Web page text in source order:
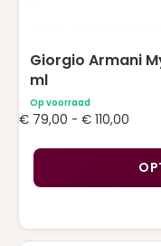
Giorgio Armani
ml
Op voorraad
€ 79,00 - € 110,00
€